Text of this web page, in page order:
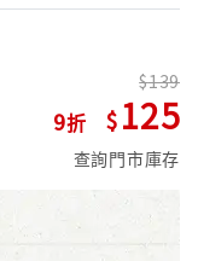
9
139
125
查詢門市庫存